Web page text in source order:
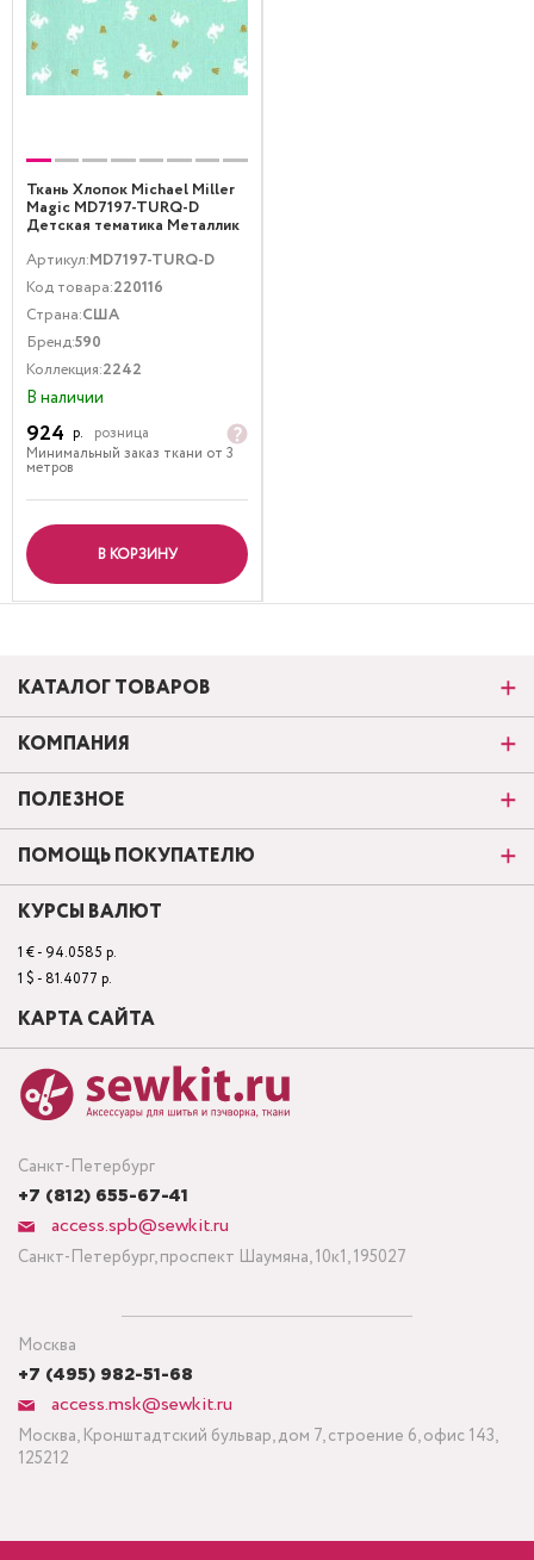
Ткань Хлопок Michael Miller
Magic MD7197-TURQ-D
Детская тематика Металлик
Артикул:MD7197-TURQ-D
Код товара:220116
Страна:США
Бренд:590
Коллекция:2242
В наличии
924 р.
розница
Минимальный заказ ткани от 3
метров
В КОРЗИНУ
Санкт-Петербург
+7 (812) 655-67-41
access.spb@sewkit.ru
Санкт-Петербург, проспект Шаумяна, 10к1, 195027
Москва
+7 (495) 982-51-68
access.msk@sewkit.ru
Москва, Кронштадтский бульвар, дом 7, строение 6, офис 143,
125212
КАТАЛОГ ТОВАРОВ
КОМПАНИЯ
ПОЛЕЗНОЕ
ПОМОЩЬ ПОКУПАТЕЛЮ
КУРСЫ ВАЛЮТ
1 € - 94.0585 р.
1 $ - 81.4077 р.
КАРТА САЙТА